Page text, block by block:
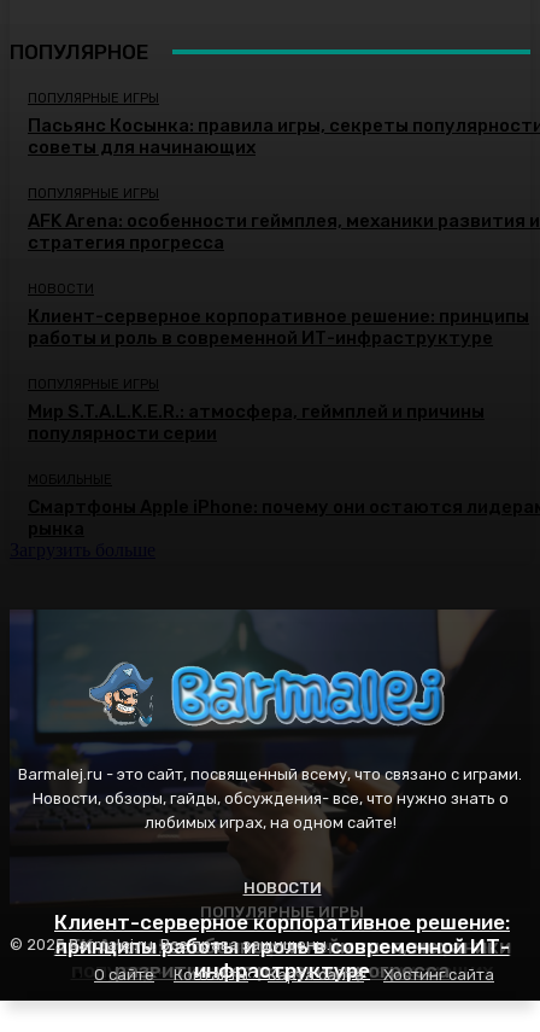
ПОПУЛЯРНЫЕ ИГРЫ
Пасьянс Косынка: правила игры, секреты
популярности и советы для начинающих
ПОПУЛЯРНЫЕ ИГРЫ
AFK Arena: особенности геймплея, механики
развития и стратегия прогресса
НОВОСТИ
Клиент-серверное корпоративное решение:
принципы работы и роль в современной ИТ-
инфраструктуре
ПОПУЛЯРНОЕ
ПОПУЛЯРНЫЕ ИГРЫ
Пасьянс Косынка: правила игры, секреты
советы для начинающих
ПОПУЛЯРНЫЕ ИГРЫ
AFK Arena: особенности геймплея, механики развития и
стратегия прогресса
НОВОСТИ
Клиент-серверное корпоративное решение: принципы
работы и роль в современной ИТ-инфраструктуре
ПОПУЛЯРНЫЕ ИГРЫ
Мир S.T.A.L.K.E.R.: атмосфера, геймплей и причины
популярности серии
Barmalej.ru - это сайт, посвященный всему, что связано с играми.
Новости, обзоры, гайды, обсуждения- все, что нужно знать о
любимых играх, на одном сайте!
© 2025 Barmalej.ru. Все права защищены.
О сайте
Контакты Карта сайта Хостинг сайта